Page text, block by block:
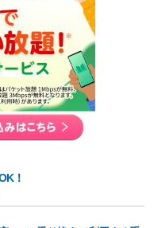
！